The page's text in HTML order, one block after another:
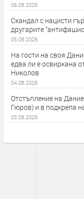
06.08.2026
Скандал с нацисти
другарите
05.08.2026
На гости на своя
едва ли е освиркана
Николов
04.08.2026
Отстъпление на
Гюров) и в подкрепа
03.08.2026